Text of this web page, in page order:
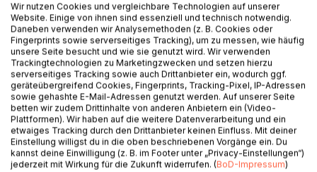
BESCHREIBUNG
Doppelfehler, Ego und die PS-Falle
Dieses Buch ist kein technischer Tennis-Ratgeber, sondern
ein psychologisches Manifest für High-Performer. Es
adressiert das Phänomen, warum gestandene Männer, die
im Berufsleben souverän agieren, auf dem Tennisplatz in
Wir nutzen Cookies und vergleichbare Technologien auf unserer
Website. Einige von ihnen sind essenziell und technisch notwendig.
Daneben verwenden wir Analysemethoden (z. B. Cookies oder
Fingerprints sowie serverseitiges Tracking), um zu messen, wie häufig
unsere Seite besucht und wie sie genutzt wird. Wir verwenden
Trackingtechnologien zu Marketingzwecken und setzen hierzu
serverseitiges Tracking sowie auch Drittanbieter ein, wodurch ggf.
geräteübergreifend Cookies, Fingerprints, Tracking-Pixel, IP-Adressen
sowie gehashte E-Mail-Adressen genutzt werden. Auf unserer Seite
betten wir zudem Drittinhalte von anderen Anbietern ein (Video-
Plattformen). Wir haben auf die weitere Datenverarbeitung und ein
etwaiges Tracking durch den Drittanbieter keinen Einfluss. Mit deiner
Einstellung willigst du in die oben beschriebenen Vorgänge ein. Du
kannst deine Einwilligung (z. B. im Footer unter „Privacy-Einstellungen“)
jederzeit mit Wirkung für die Zukunft widerrufen. (BoD-Impressum)